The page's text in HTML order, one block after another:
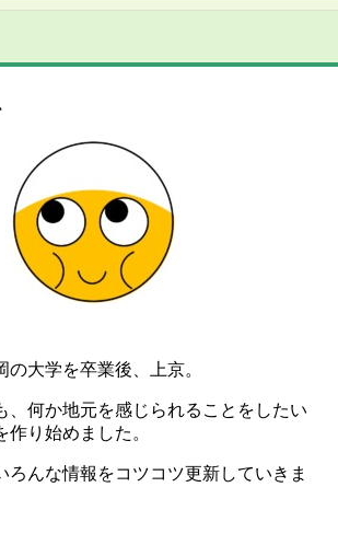
の大学を卒業後、上京。
、何か地元を感じられることをしたい
作り始めました。
ろんな情報をコツコツ更新していきま